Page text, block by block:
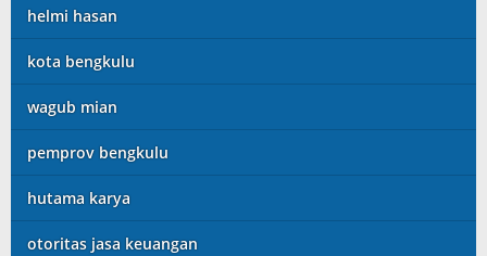
helmi hasan
kota bengkulu
wagub mian
pemprov bengkulu
hutama karya
otoritas jasa keuangan